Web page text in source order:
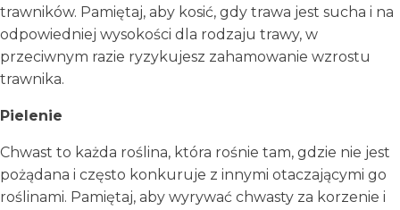
trawników. Pamiętaj, aby kosić, gdy trawa jest sucha i na
odpowiedniej wysokości dla rodzaju trawy, w
przeciwnym razie ryzykujesz zahamowanie wzrostu
trawnika.
Pielenie
Chwast to każda roślina, która rośnie tam, gdzie nie jest
pożądana i często konkuruje z innymi otaczającymi go
roślinami. Pamiętaj, aby wyrywać chwasty za korzenie i